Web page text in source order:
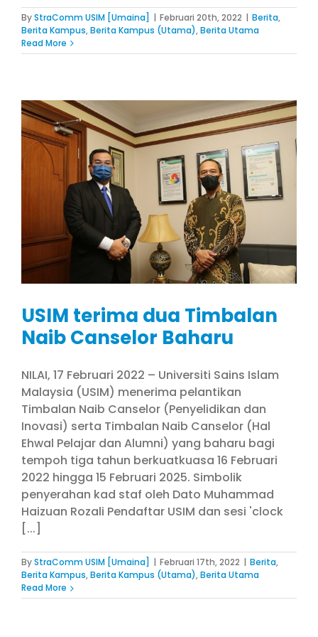
ByStraComm USIM [Umaina] | Februari 20th, 2022 | Berita,
Berita Kampus,Berita Kampus (Utama),Berita Utama
Read More
USIM terima dua Timbalan
Naib Canselor Baharu
NILAI, 17 Februari 2022 – Universiti Sains Islam
Malaysia (USIM) menerima pelantikan
Timbalan Naib Canselor (Penyelidikan dan
Inovasi) serta Timbalan Naib Canselor (Hal
Ehwal Pelajar dan Alumni) yang baharu bagi
tempoh tiga tahun berkuatkuasa 16 Februari
2022 hingga 15 Februari 2025. Simbolik
penyerahan kad staf oleh Dato Muhammad
Haizuan Rozali Pendaftar USIM dan sesi 'clock
[...]
ByStraComm USIM [Umaina] | Februari 17th, 2022 | Berita,
Berita Kampus,Berita Kampus (Utama),Berita Utama
Read More